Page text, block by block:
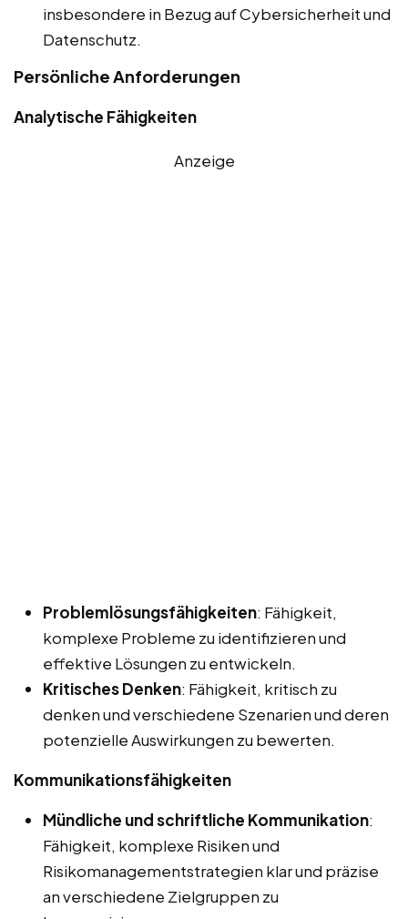
insbesondere in Bezug auf Cybersicherheit und
Datenschutz.
Persönliche Anforderungen
Analytische Fähigkeiten
Anzeige
Problemlösungsfähigkeiten: Fähigkeit,
komplexe Probleme zu identifizieren und
effektive Lösungen zu entwickeln.
Kritisches Denken: Fähigkeit, kritisch zu
denken und verschiedene Szenarien und deren
potenzielle Auswirkungen zu bewerten.
Kommunikationsfähigkeiten
Mündliche und schriftliche Kommunikation:
Fähigkeit, komplexe Risiken und
Risikomanagementstrategien klar und präzise
an verschiedene Zielgruppen zu